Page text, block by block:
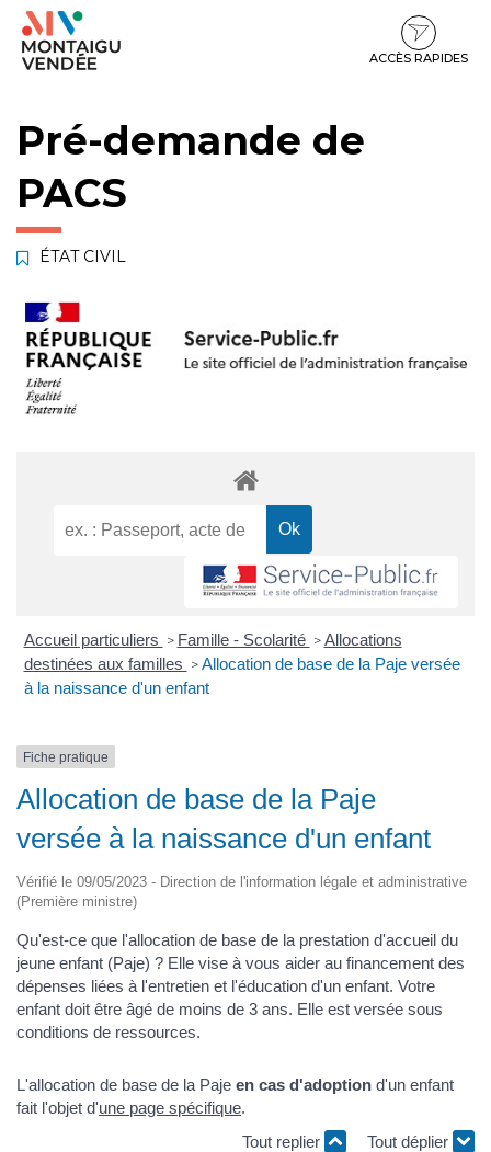
Gestion des traceurs
Aller
Aller
contenu
Aller
pied
ACCÈS RAPIDES
Pré-demande de
PACS
ÉTAT CIVIL
Accueil particuliers > Famille - Scolarité > Allocations
destinées aux familles > Allocation de base de la Paje versée
à la naissance d'un enfant
Fiche pratique
Allocation de base de la Paje
versée à la naissance d'un enfant
Vérifié le 09/05/2023 - Direction de l'information légale et administrative
(Première ministre)
Qu'est-ce que l'allocation de base de la prestation d'accueil du
jeune enfant (Paje) ? Elle vise à vous aider au financement des
dépenses liées à l'entretien et l'éducation d'un enfant. Votre
enfant doit être âgé de moins de 3 ans. Elle est versée sous
conditions de ressources.
L'allocation de base de la Paje en cas d'adoption d'un enfant
fait l'objet d'une page spécifique.
Tout replier
Tout déplier